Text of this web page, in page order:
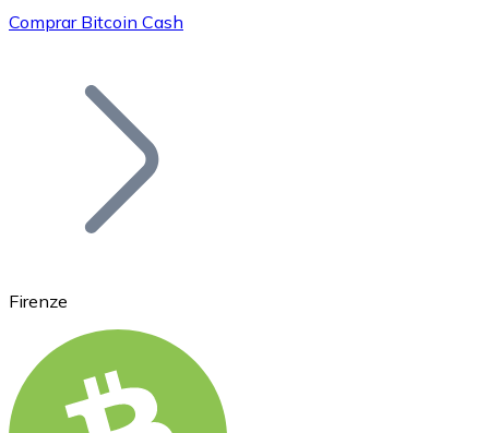
Bitcoin
Ethereum
Comprar Bitcoin Cash
Firenze